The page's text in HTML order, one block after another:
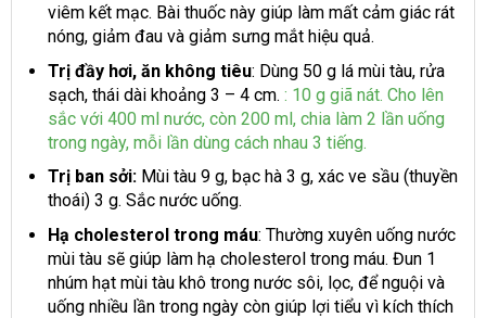
viêm kết mạc. Bài thuốc này giúp làm mất cảm giác rát
nóng, giảm đau và giảm sưng mắt hiệu quả.
Trị đầy hơi, ăn không tiêu: Dùng 50 g lá mùi tàu, rửa
sạch, thái dài khoảng 3 – 4 cm. : 10 g giã nát. Cho lên
sắc với 400 ml nước, còn 200 ml, chia làm 2 lần uống
trong ngày, mỗi lần dùng cách nhau 3 tiếng.
Trị ban sởi:Mùi tàu 9 g, bạc hà 3 g, xác ve sầu (thuyền
thoái) 3 g. Sắc nước uống.
Hạ cholesterol trong máu: Thường xuyên uống nước
mùi tàu sẽ giúp làm hạ cholesterol trong máu. Đun 1
nhúm hạt mùi tàu khô trong nước sôi, lọc, để nguội và
uống nhiều lần trong ngày còn giúp lợi tiểu vì kích thích